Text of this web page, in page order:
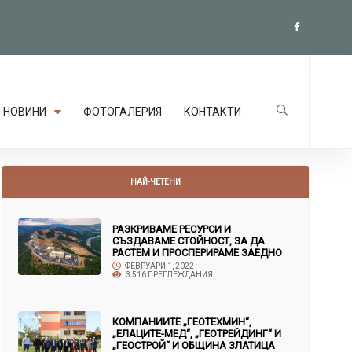
НОВИНИ ФОТОГАЛЕРИЯ КОНТАКТИ
НАЙ-ЧЕТЕНИ
РАЗКРИВАМЕ РЕСУРСИ И
СЪЗДАВАМЕ СТОЙНОСТ, ЗА ДА
РАСТЕМ И ПРОСПЕРИРАМЕ ЗАЕДНО
ФЕВРУАРИ 1, 2022
3 516 ПРЕГЛЕЖДАНИЯ
КОМПАНИИТЕ „ГЕОТЕХМИН“,
„ЕЛАЦИТЕ-МЕД“, „ГЕОТРЕЙДИНГ“ И
„ГЕОСТРОЙ“ И ОБЩИНА ЗЛАТИЦА